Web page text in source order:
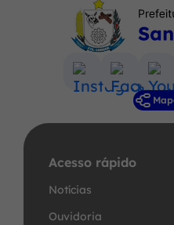
Acessar
Rede
Social
Instagram
Rede
Social
a
Acesso rápido
Notícias
Ouvidoria